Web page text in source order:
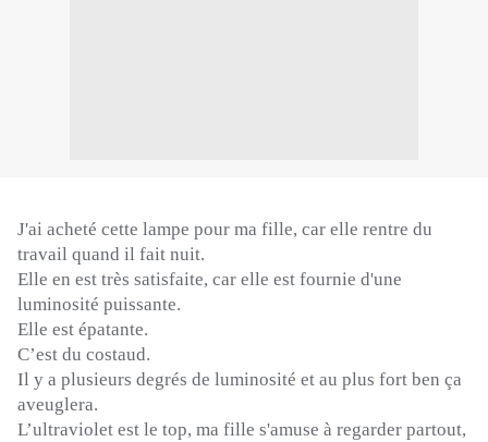
J'ai acheté cette lampe pour ma fille, car elle rentre du
travail quand il fait nuit.
Elle en est très satisfaite, car elle est fournie d'une
luminosité puissante.
Elle est épatante.
C’est du costaud.
Il y a plusieurs degrés de luminosité et au plus fort ben ça
aveuglera.
L’ultraviolet est le top, ma fille s'amuse à regarder partout,